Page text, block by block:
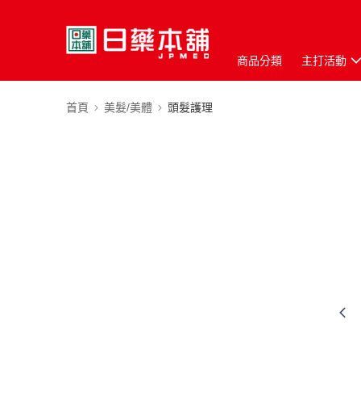
商品分類 主打活動
首頁 美髮/美體 頭髮護理